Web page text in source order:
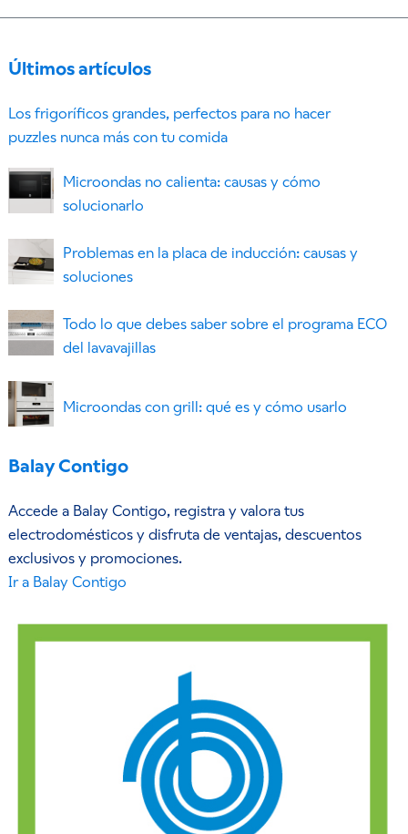
Últimos artículos
Los frigoríficos grandes, perfectos para no hacer
puzzles nunca más con tu comida
Microondas no calienta: causas y cómo
solucionarlo
Problemas en la placa de inducción: causas y
soluciones
Todo lo que debes saber sobre el programa ECO
del lavavajillas
Microondas con grill: qué es y cómo usarlo
Balay Contigo
Accede a Balay Contigo, registra y valora tus
electrodomésticos y disfruta de ventajas, descuentos
exclusivos y promociones.
Ir a Balay Contigo